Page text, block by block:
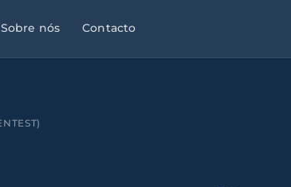
Sobre nós Contacto